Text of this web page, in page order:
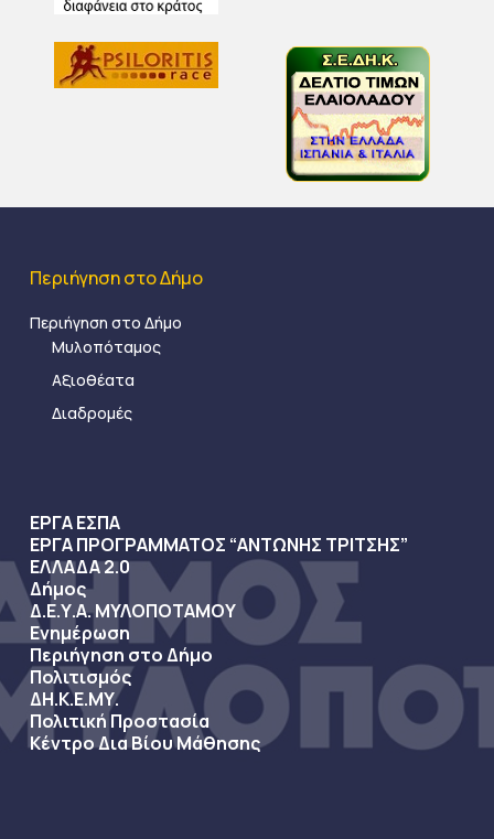
Περιήγηση στο Δήμο
Περιήγηση στο Δήμο
Μυλοπόταμος
Αξιοθέατα
Διαδρομές
ΕΡΓΑ ΕΣΠΑ
ΕΡΓΑ ΠΡΟΓΡΑΜΜΑΤΟΣ “ΑΝΤΩΝΗΣ ΤΡΙΤΣΗΣ”
ΕΛΛΑΔΑ 2.0
Δήμος
Δ.Ε.Υ.Α. ΜΥΛΟΠΟΤΑΜΟΥ
Ενημέρωση
Περιήγηση στο Δήμο
Πολιτισμός
ΔΗ.Κ.Ε.ΜΥ.
Πολιτική Προστασία
Κέντρο Δια Βίου Μάθησης